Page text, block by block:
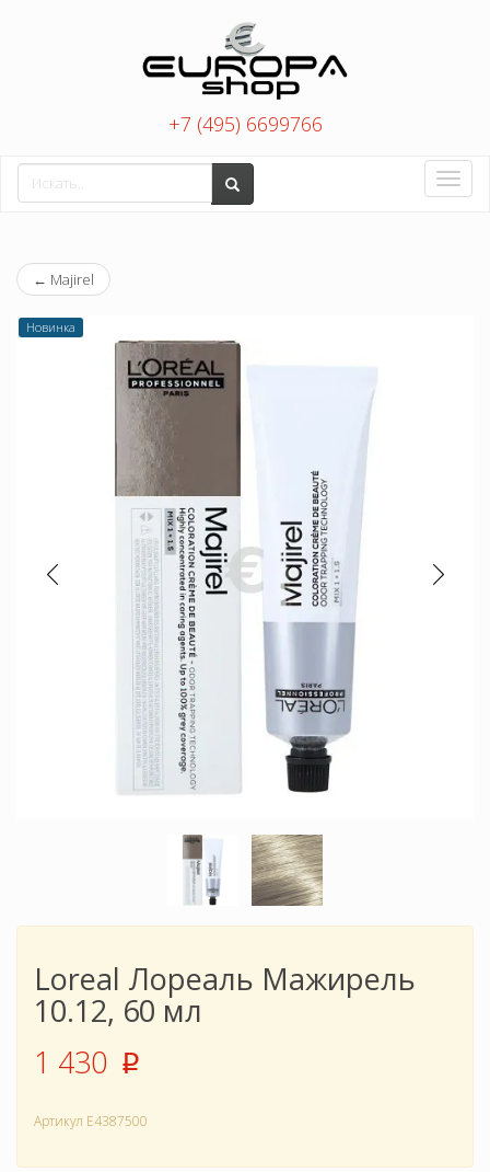
+7 (495) 6699766
Toggle
← Majirel
Новинка
Loreal Лореаль Мажирель
10.12, 60 мл
1 430 p
Артикул E4387500